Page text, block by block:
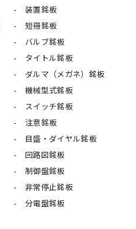
装置銘板
短冊銘板
バルブ銘板
タイトル銘板
ダルマ（メガネ）銘板
機械型式銘板
スイッチ銘板
注意銘板
目盛・ダイヤル銘板
回路図銘板
制御盤銘板
非常停止銘板
分電盤銘板